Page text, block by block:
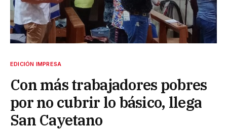
EDICIÓN IMPRESA
Con más trabajadores pobres
por no cubrir lo básico, llega
San Cayetano